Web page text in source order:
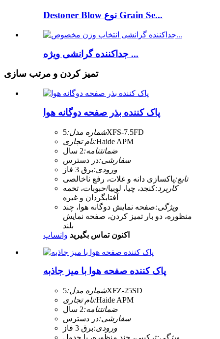
Destoner Blow نوع Grain Se...
جداکننده گرانشی ویژه ...
تمیز کردن و مرتب سازی
پاک کننده بذر صفحه دوگانه هوا
شماره مدل:5XFS-7.5FD
نام تجاری:Haide APM
ضمانتنامه:2 سال
سفارشی:در دسترس
ورودی:برق 3 فاز
تابع:پاکسازی دانه و غلات، رفع ناخالصی
کاربرد:کنجد، چیا، لوبیا/حبوبات، تخمه
آفتابگردان و غیره
ویژگی:صفحه نمایش دوگانه هوا، چند
منظوره، دو بار تمیز کردن، صفحه نمایش
بلند
اکنون تماس بگیرید واتساپ
پاک کننده صفحه هوا با میز جاذبه
شماره مدل:5XFZ-25SD
نام تجاری:Haide APM
ضمانتنامه:2 سال
سفارشی:در دسترس
ورودی:برق 3 فاز
ویژگی:ترکیبی، چند منظوره، با جدول